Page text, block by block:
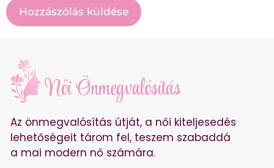
Az önmegvalósítás útját, a női kiteljesedés
lehetőségeit tárom fel, teszem szabaddá
a mai modern nő számára.